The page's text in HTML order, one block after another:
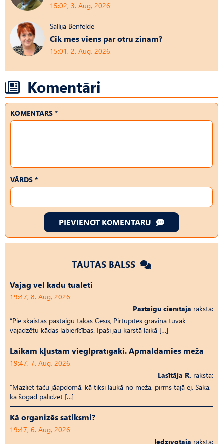
15:02, 3. Aug, 2026
Sallija Benfelde
Cik mēs viens par otru zinām?
15:01, 2. Aug, 2026
Komentāri
KOMENTĀRS *
VĀRDS *
PIEVIENOT KOMENTĀRU
TAUTAS BALSS
Vajag vēl kādu tualeti
19:47, 8. Aug, 2026
Pastaigu cienītāja raksta:
“Pie skaistās pastaigu takas Cēsīs, Pirtupītes graviņā tuvāk
vajadzētu kādas labierīcības. Īpaši jau karstā laikā […]
Laikam kļūstam vieglprātīgāki. Apmaldamies mežā
19:47, 7. Aug, 2026
Lasītāja R. raksta:
“Mazliet taču jāapdomā, kā tiksi laukā no meža, pirms tajā ej. Saka,
ka šogad palīdzēt […]
Kā organizēs satiksmi?
19:47, 6. Aug, 2026
Iedzīvotāja raksta: